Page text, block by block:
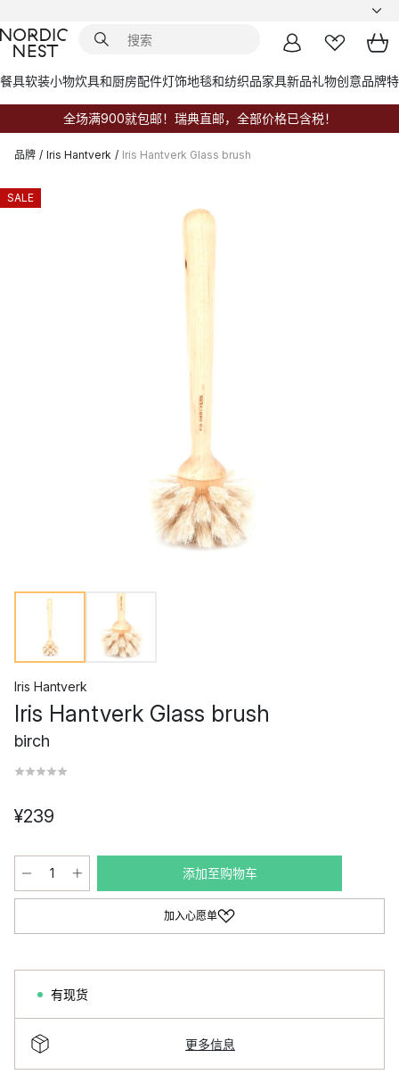
餐具软装小物炊具和厨房配件灯饰地毯和纺织品家具新品礼物创意品牌
全场满900就包邮！瑞典直邮，全部价格已含税！
品牌 / Iris Hantverk / Iris Hantverk Glass brush
SALE
Iris Hantverk
Iris Hantverk Glass brush
birch
¥239
添加至购物车
加入心愿单
有现货
更多信息